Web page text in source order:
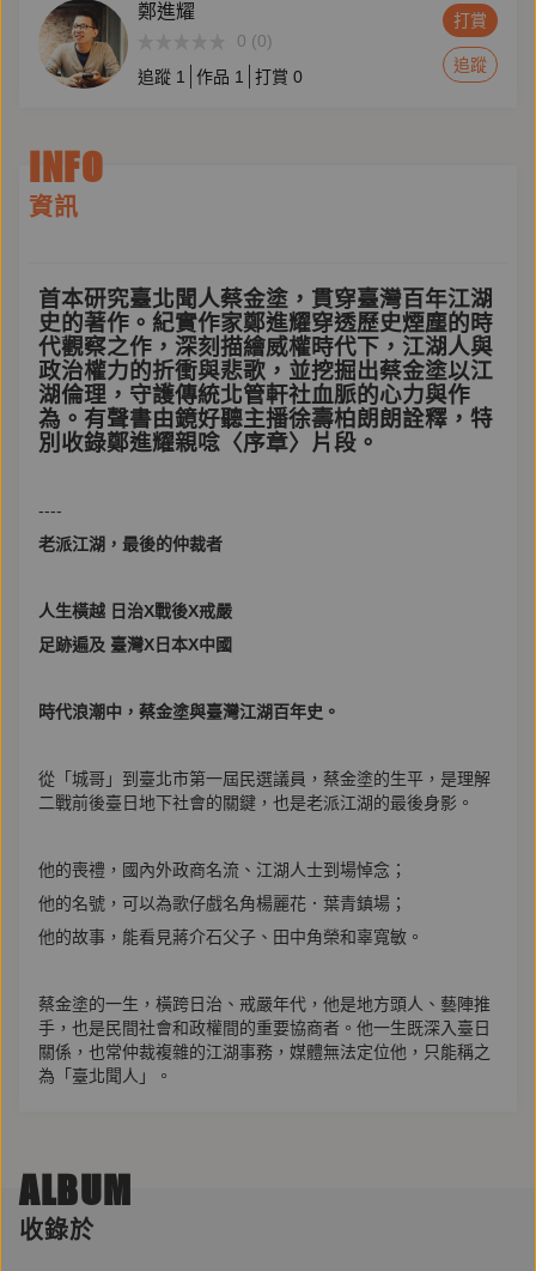
鄭進耀
0 (0)
追蹤 1 作品 1 打賞 0
打賞
追蹤
INFO
資訊
首本研究臺北聞人蔡金塗，貫穿臺灣百年江湖
史的著作。紀實作家鄭進耀穿透歷史煙塵的時
代觀察之作，深刻描繪威權時代下，江湖人與
政治權力的折衝與悲歌，並挖掘出蔡金塗以江
湖倫理，守護傳統北管軒社血脈的心力與作
為。有聲書由鏡好聽主播徐壽柏朗朗詮釋，特
別收錄鄭進耀親唸〈序章〉片段。
----
老派江湖，最後的仲裁者
人生橫越 日治X戰後X戒嚴
足跡遍及 臺灣X日本X中國
時代浪潮中，蔡金塗與臺灣江湖百年史。
從「城哥」到臺北市第一屆民選議員，蔡金塗的生平，是理解
二戰前後臺日地下社會的關鍵，也是老派江湖的最後身影。
他的喪禮，國內外政商名流、江湖人士到場悼念；
他的名號，可以為歌仔戲名角楊麗花．葉青鎮場；
他的故事，能看見蔣介石父子、田中角榮和辜寬敏。
蔡金塗的一生，橫跨日治、戒嚴年代，他是地方頭人、藝陣推
手，也是民間社會和政權間的重要協商者。他一生既深入臺日
關係，也常仲裁複雜的江湖事務，媒體無法定位他，只能稱之
為「臺北聞人」。
● 看見從日治到戰後，臺日之間的「江湖」
● 動盪的時代，地方頭人擔負起協商、主持公道的角色
ALBUM
收錄於